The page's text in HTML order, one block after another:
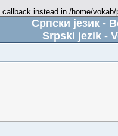
instead in /home/
Српски језик -
Srpski jezik -